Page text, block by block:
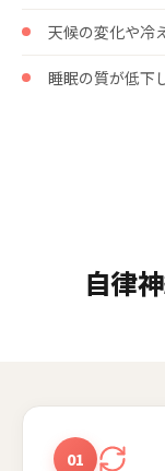
天候の変化や冷
睡眠の質が低下
自律
01